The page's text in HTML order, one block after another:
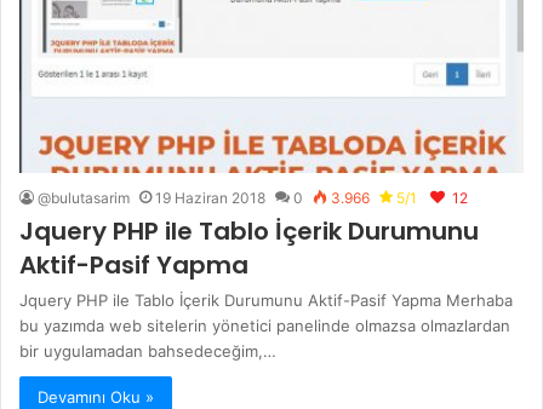
@bulutasarim 19 Haziran 2018 0 3.966 5/1 12
Jquery PHP ile Tablo İçerik Durumunu
Aktif-Pasif Yapma
Jquery PHP ile Tablo İçerik Durumunu Aktif-Pasif Yapma Merhaba
bu yazımda web sitelerin yönetici panelinde olmazsa olmazlardan
bir uygulamadan bahsedeceğim,…
Devamını Oku »